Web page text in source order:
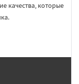
качества, которые